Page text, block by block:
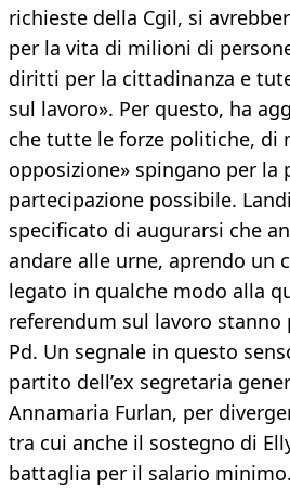
richieste della Cgil, si
per la vita di milioni di
diritti per la cittadinanza e
sul lavoro». Per questo, ha
che tutte le forze politiche, di
opposizione» spingano per la
partecipazione possibile.
specificato di augurarsi che
andare alle urne, aprendo un
legato in qualche modo alla
referendum sul lavoro
Pd. Un segnale in questo
partito dell’ex segretaria
Annamaria Furlan, per
tra cui anche il sostegno di
battaglia per il salario